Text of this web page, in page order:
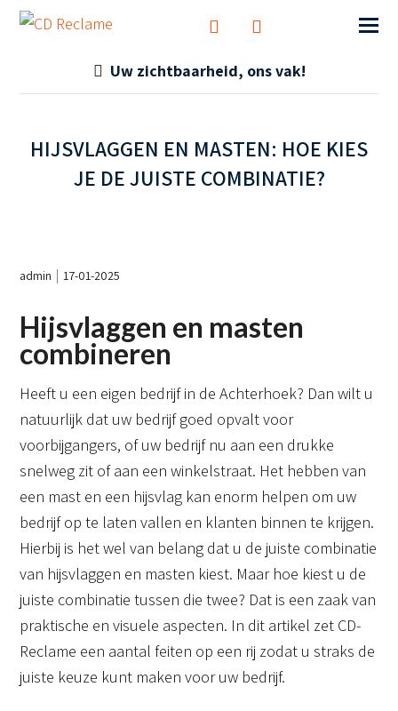
Uw zichtbaarheid, ons vak!
HIJSVLAGGEN EN MASTEN: HOE KIES
JE DE JUISTE COMBINATIE?
17-01-2025
admin
Hijsvlaggen en masten
combineren
Heeft u een eigen bedrijf in de Achterhoek? Dan wilt u
natuurlijk dat uw bedrijf goed opvalt voor
voorbijgangers, of uw bedrijf nu aan een drukke
snelweg zit of aan een winkelstraat. Het hebben van
een mast en een hijsvlag kan enorm helpen om uw
bedrijf op te laten vallen en klanten binnen te krijgen.
Hierbij is het wel van belang dat u de juiste combinatie
van hijsvlaggen en masten kiest. Maar hoe kiest u de
juiste combinatie tussen die twee? Dat is een zaak van
praktische en visuele aspecten. In dit artikel zet CD-
Reclame een aantal feiten op een rij zodat u straks de
juiste keuze kunt maken voor uw bedrijf.